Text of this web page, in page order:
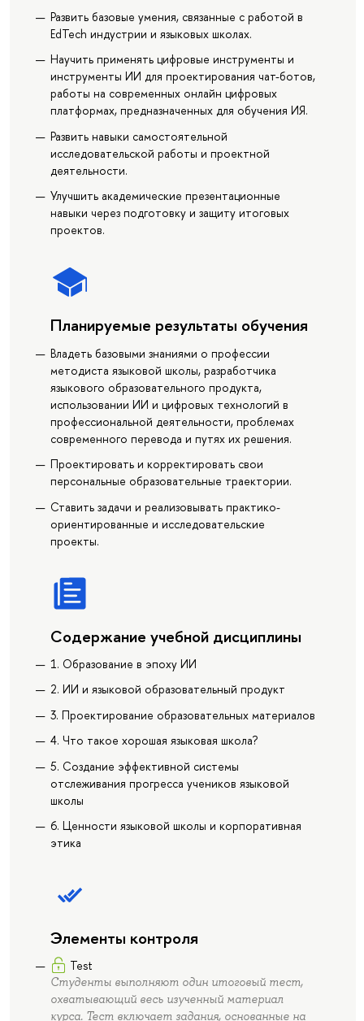
Развить базовые умения, связанные с работой в
EdTech индустрии и языковых школах.
Научить применять цифровые инструменты и
инструменты ИИ для проектирования чат-ботов,
работы на современных онлайн цифровых
платформах, предназначенных для обучения ИЯ.
Развить навыки самостоятельной
исследовательской работы и проектной
деятельности.
Улучшить академические презентационные
навыки через подготовку и защиту итоговых
проектов.
Планируемые результаты обучения
Владеть базовыми знаниями о профессии
методиста языковой школы, разработчика
языкового образовательного продукта,
использовании ИИ и цифровых технологий в
профессиональной деятельности, проблемах
современного перевода и путях их решения.
Проектировать и корректировать свои
персональные образовательные траектории.
Ставить задачи и реализовывать практико-
ориентированные и исследовательские
проекты.
Содержание учебной дисциплины
1. Образование в эпоху ИИ
2. ИИ и языковой образовательный продукт
3. Проектирование образовательных материалов
4. Что такое хорошая языковая школа?
5. Создание эффективной системы
отслеживания прогресса учеников языковой
школы
6. Ценности языковой школы и корпоративная
этика
Элементы контроля
Test
Студенты выполняют один итоговый тест,
охватывающий весь изученный материал
курса. Тест включает задания, основанные на